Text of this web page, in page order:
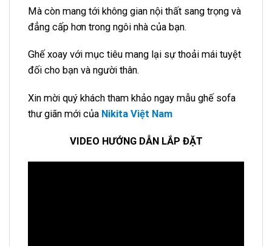
Mà còn mang tới không gian nội thất sang trọng và
đẳng cấp hơn trong ngôi nhà của bạn.
Ghế xoay với mục tiêu mang lại sự thoải mái tuyệt
đối cho bạn và người thân.
Xin mời quý khách tham khảo ngay mẫu ghế sofa
thư giãn mới của Nikita Việt Nam
VIDEO HƯỚNG DẪN LẮP ĐẶT